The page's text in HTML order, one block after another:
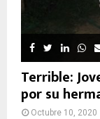
Terrible:
por su
Octubre 10, 2020